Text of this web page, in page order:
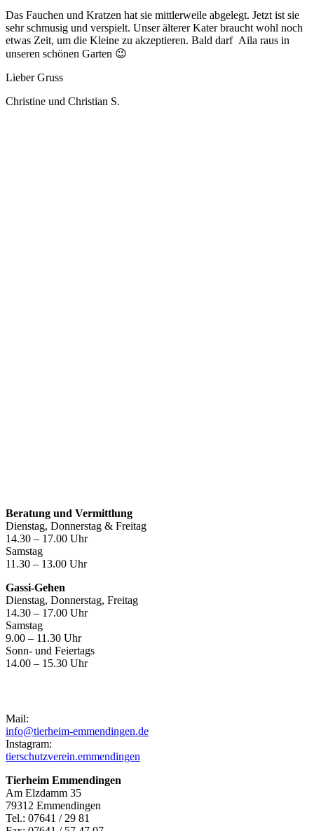
Das Fauchen und Kratzen hat sie mittlerweile abgelegt. Jetzt ist sie
sehr schmusig und verspielt. Unser älterer Kater braucht wohl noch
etwas Zeit, um die Kleine zu akzeptieren. Bald darf Aila raus in
unseren schönen Garten 😉
Lieber Gruss
Christine und Christian S.
Beratung und Vermittlung
Dienstag, Donnerstag & Freitag
14.30 – 17.00 Uhr
Samstag
11.30 – 13.00 Uhr
Gassi-Gehen
Dienstag, Donnerstag, Freitag
14.30 – 17.00 Uhr
Samstag
9.00 – 11.30 Uhr
Sonn- und Feiertags
14.00 – 15.30 Uhr
Mail:
info@tierheim-emmendingen.de
Instagram:
tierschutzverein.emmendingen
Tierheim Emmendingen
Am Elzdamm 35
79312 Emmendingen
Tel.: 07641 / 29 81